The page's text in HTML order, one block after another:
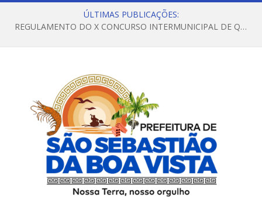
ÚLTIMAS PUBLICAÇÕES:
REGULAMENTO DO X CONCURSO INTERMUNICIPAL DE QUADRILHAS JUNINAS – 2026 – ARRAIÁ DA VENEZA